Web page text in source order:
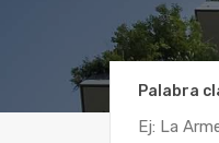
Palabra